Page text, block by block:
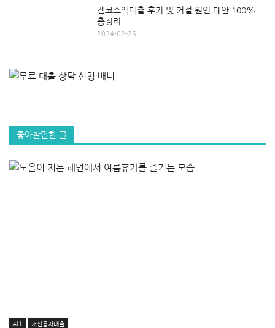
캠코소액대출 후기 및 거절 원인 대안 100%
총정리
2024-02-25
좋아할만한 글
ALL 저신용자대출